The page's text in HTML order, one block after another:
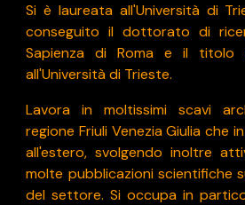
Si è laureata all'Università di
conseguito il dottorato di
Sapienza di Roma e il titolo
all'Università di Trieste.
Lavora in moltissimi scavi
regione Friuli Venezia Giulia che
all'estero, svolgendo inoltre
molte pubblicazioni scientifiche
del settore. Si occupa in